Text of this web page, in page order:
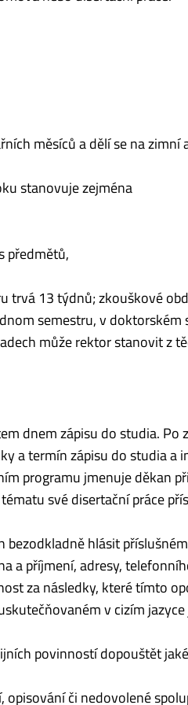
měsíců a dělí se na
stanovuje zejména
předmětů,
trvá 13 týdnů; zkouškové
semestru, v
může rektor stanovit z
dnem zápisu do studia.
a termín zápisu do studia a
programu jmenuje děkan
své disertační práce
bezodkladně hlásit
a příjmení, adresy,
za následky, které tímto
v cizím
povinností dopouštět
či nedovolené